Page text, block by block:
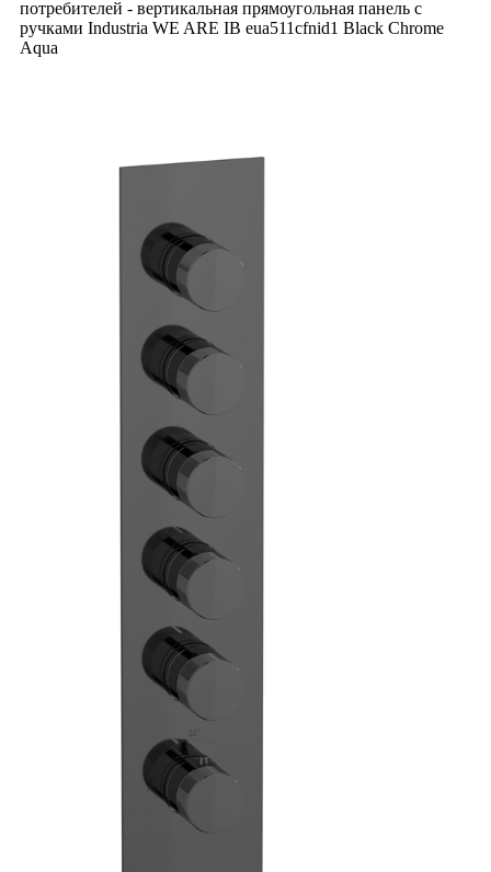
потребителей - вертикальная прямоугольная панель с
ручками Industria WE ARE IB eua511cfnid1 Black Chrome
Aqua